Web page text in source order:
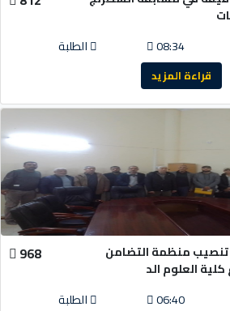
08:34 الطلبة
قراءة المزيد
تنصيب منظمة التضامن
968
06:40 الطلبة